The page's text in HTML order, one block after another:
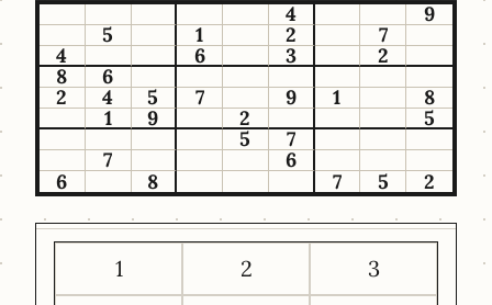
4
9
5
1 2
7
4
6 3
2
8
6
2
4 5 7 9 1
8
1
9 2
5
5
7
7
6
6
8 7 5 2
1 2
3